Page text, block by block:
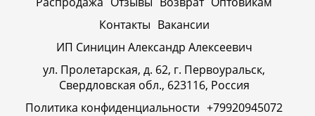
Контакты Вакансии
ИП Синицин Александр Алексеевич
ул. Пролетарская, д. 62, г. Первоуральск,
Свердловская обл., 623116, Россия
Политика конфиденциальности +79920945072